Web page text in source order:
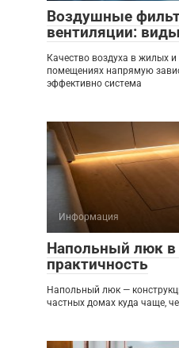
Воздушные
вентиляции:
Качество воздуха в жилых
помещениях напрямую
эффективно система
Информация
Напольный люк
практичность
Напольный люк —
частных домах куда чаще,